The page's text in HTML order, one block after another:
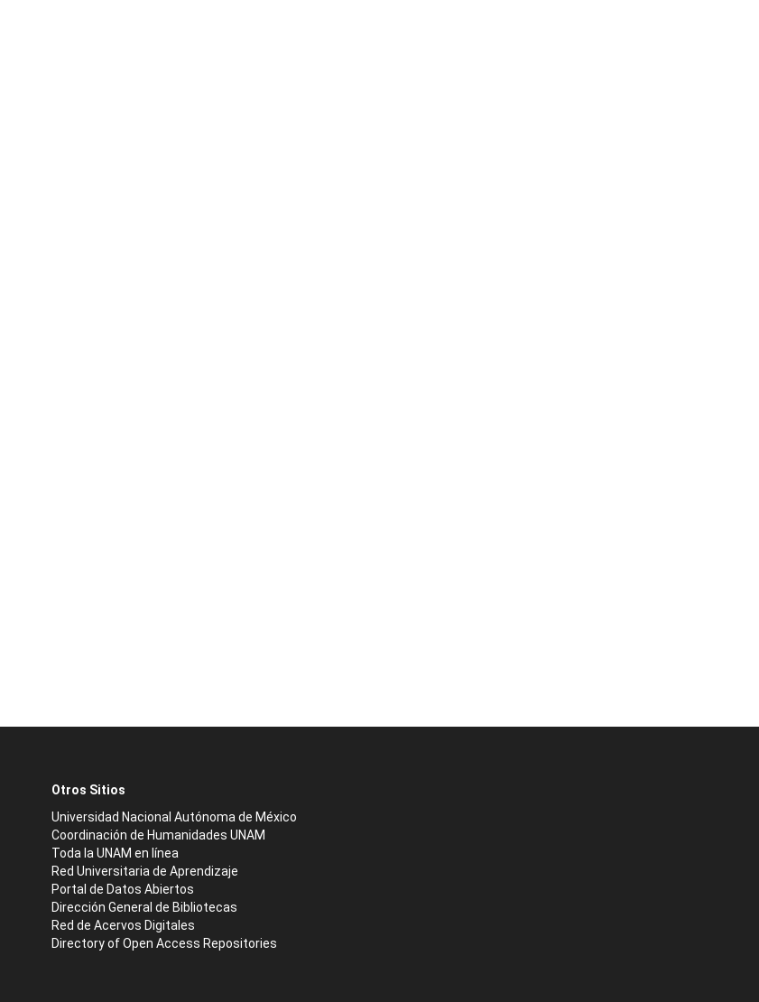
Otros Sitios
Universidad Nacional Autónoma de México
Coordinación de Humanidades UNAM
Toda la UNAM en línea
Red Universitaria de Aprendizaje
Portal de Datos Abiertos
Dirección General de Bibliotecas
Red de Acervos Digitales
Directory of Open Access Repositories